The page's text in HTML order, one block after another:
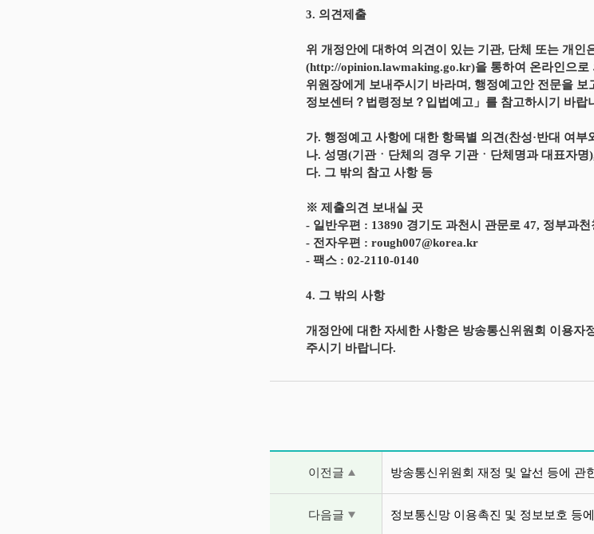
3. 의견제출
위 개정안에 대하여 의견이 있는 기관, 단체 또는 개인
(http://opinion.lawmaking.go.kr)을 통하여 온라인으
위원장에게 보내주시기 바라며, 행정예고안 전문을
정보센터？법령정보？입법예고」를 참고하시기 바랍
가. 행정예고 사항에 대한 항목별 의견(찬성·반대 여부
나. 성명(기관ㆍ단체의 경우 기관ㆍ단체명과 대표자명
다. 그 밖의 참고 사항 등
※ 제출의견 보내실 곳
- 일반우편 : 13890 경기도 과천시 관문로 47, 정부과
- 전자우편 : rough007@korea.kr
- 팩스 : 02-2110-0140
4. 그 밖의 사항
개정안에 대한 자세한 사항은 방송통신위원회 이용자
주시기 바랍니다.
이전글 방송통신위원회 재정 및 알선 등에 관
다음글 정보통신망 이용촉진 및 정보보호 등